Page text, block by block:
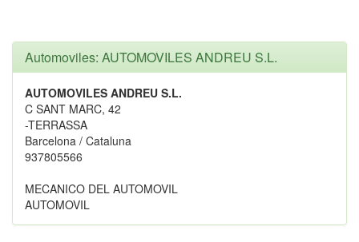
Automoviles: AUTOMOVILES ANDREU S.L.
AUTOMOVILES ANDREU S.L.
C SANT MARC, 42
-TERRASSA
Barcelona / Cataluna
937805566
MECANICO DEL AUTOMOVIL
AUTOMOVIL